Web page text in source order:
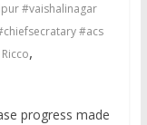
#vaishalinagar
#acs
Ricco,
progress made